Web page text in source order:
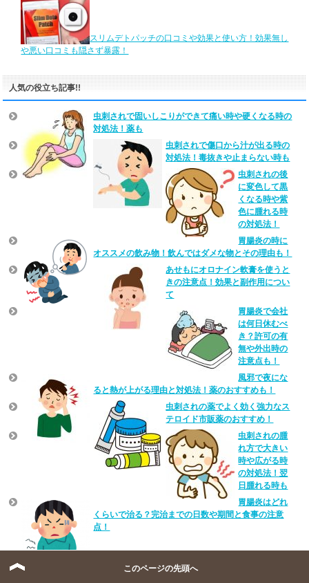
スリムデトパッチの口コミや効果と使い方！効果無し
や悪い口コミも隠さず暴露！
人気の役立ち記事!!
虫刺されで固いしこりができて痛い時や硬くなる時の
対処法！薬も
虫刺されで傷口から汁が出る時の
対処法！毒抜きや止まらない時も
虫刺されの後
に変色して黒
くなる時や紫
色に腫れる時
の対処法！
胃腸炎の時に
オススメの飲み物！飲んではダメな物とその理由も！
あせもにオロナイン軟膏を使うと
きの注意点！効果と副作用につい
て
胃腸炎で会社
は何日休むべ
き？許可の有
無や外出時の
注意点も！
風邪で夜にな
ると熱が上がる理由と対処法！薬のおすすめも！
虫刺されの薬でよく効く強力なス
テロイド市販薬のおすすめ！
虫刺されの腫
れ方で大きい
時や広がる時
の対処法！翌
日腫れる時も
胃腸炎はどれ
くらいで治る？完治までの日数や期間と食事の注意
点！
このページの先頭へ